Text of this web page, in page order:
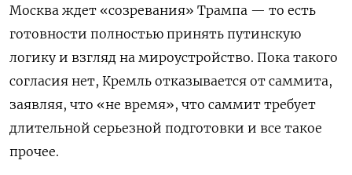
Москва ждет «созревания» Трампа — то есть
готовности полностью принять путинскую
логику и взгляд на мироустройство. Пока такого
согласия нет, Кремль отказывается от саммита,
заявляя, что «не время», что саммит требует
длительной серьезной подготовки и все такое
прочее.